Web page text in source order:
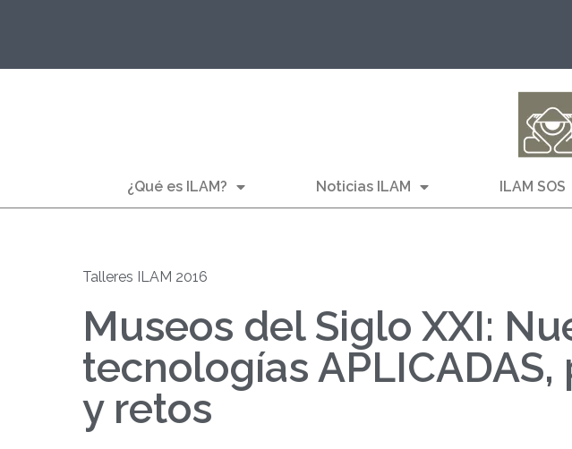
¿Qué es ILAM? Noticias ILAM ILAM SOS
Talleres ILAM 2016
Museos del Siglo XXI:
tecnologías
y retos